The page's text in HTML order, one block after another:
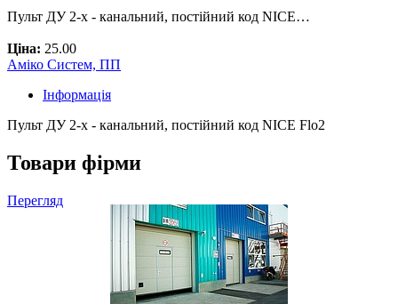
Пульт ДУ 2-х - канальний, постійний код NICE…
Ціна: 25.00
Аміко Систем, ПП
Інформація
Пульт ДУ 2-х - канальний, постійний код NICE Flo2
Товари фірми
Перегляд